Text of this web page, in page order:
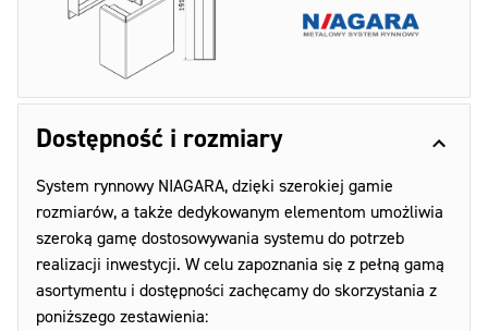
Dostępność i rozmiary
System rynnowy NIAGARA, dzięki szerokiej gamie
rozmiarów, a także dedykowanym elementom umożliwia
szeroką gamę dostosowywania systemu do potrzeb
realizacji inwestycji. W celu zapoznania się z pełną gamą
asortymentu i dostępności zachęcamy do skorzystania z
poniższego zestawienia: